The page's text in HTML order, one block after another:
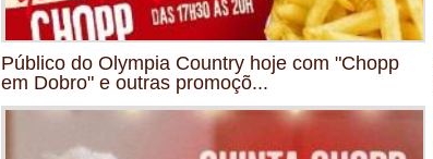
Público do Olympia Country hoje com "Chopp
em Dobro" e outras promoçõ...